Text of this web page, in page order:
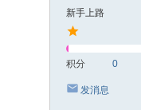
新手上路
积分 0
发消息